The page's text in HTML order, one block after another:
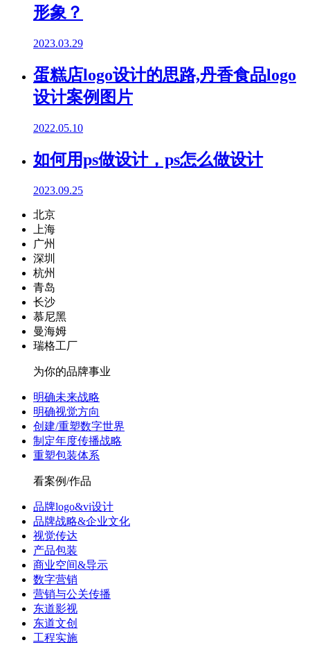
形象？
2023.03.29
蛋糕店logo设计的思路,丹香食品logo
设计案例图片
2022.05.10
如何用ps做设计，ps怎么做设计
2023.09.25
北京
上海
广州
深圳
杭州
青岛
长沙
慕尼黑
曼海姆
瑞格工厂
为你的品牌事业
明确未来战略
明确视觉方向
创建/重塑数字世界
制定年度传播战略
重塑包装体系
看案例/作品
品牌logo&vi设计
品牌战略&企业文化
视觉传达
产品包装
商业空间&导示
数字营销
营销与公关传播
东道影视
东道文创
工程实施